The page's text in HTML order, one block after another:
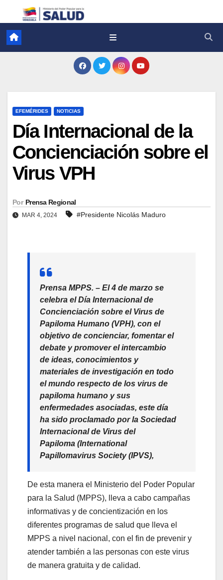
EFEMÉRIDES NOTICIAS
Día Internacional de la
Concienciación sobre el
Virus VPH
Por Prensa Regional
MAR 4, 2024 #Presidente Nicolás Maduro
Prensa MPPS. – El 4 de marzo se
celebra el Día Internacional de
Concienciación sobre el Virus de
Papiloma Humano (VPH), con el
objetivo de concienciar, fomentar el
debate y promover el intercambio
de ideas, conocimientos y
materiales de investigación en todo
el mundo respecto de los virus de
papiloma humano y sus
enfermedades asociadas, este día
ha sido proclamado por la Sociedad
Internacional de Virus del
Papiloma (International
Papillomavirus Society (IPVS),
De esta manera el Ministerio del Poder Popular
para la Salud (MPPS), lleva a cabo campañas
informativas y de concientización en los
diferentes programas de salud que lleva el
MPPS a nivel nacional, con el fin de prevenir y
atender también a las personas con este virus
de manera gratuita y de calidad.